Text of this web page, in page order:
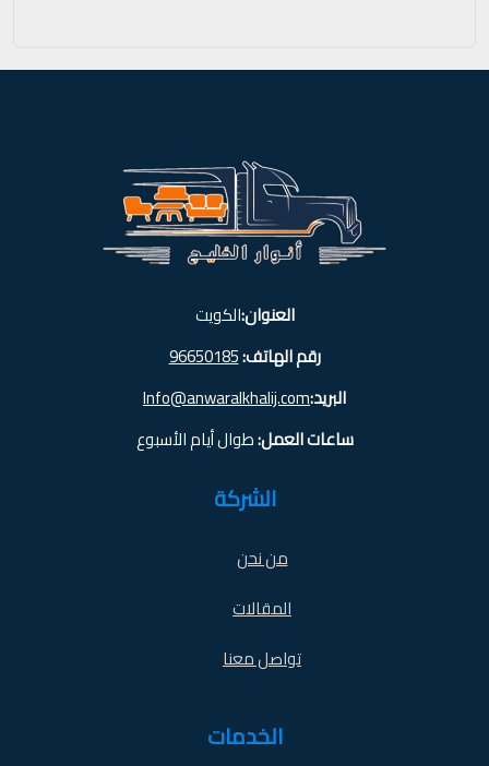
العنوان:الكويت
رقم الهاتف:96650185
البريد:Info@anwaralkhalij.com
ساعات العمل:طوال أيام الأسبوع
الشركة
من نحن
المقالات
تواصل معنا
الخدمات